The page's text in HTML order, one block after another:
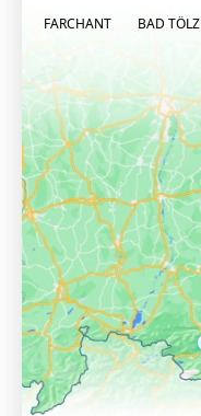
FARCHANT BAD TÖLZ